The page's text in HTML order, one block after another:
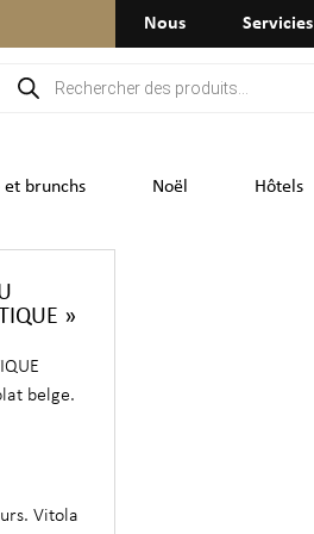
Nous Servicies
et brunchs Noël Hôtels
»
belge.
Vitola